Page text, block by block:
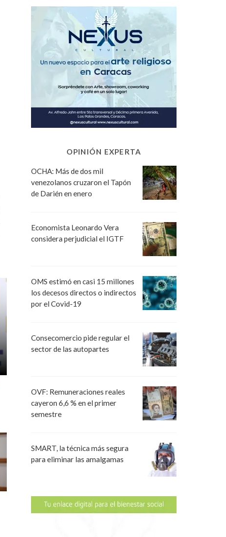
OPINIÓN EXPERTA
OCHA: Más de dos mil
venezolanos cruzaron el Tapón
de Darién en enero
Economista Leonardo Vera
considera perjudicial el IGTF
OMS estimó en casi 15 millones
los decesos directos o indirectos
por el Covid-19
Consecomercio pide regular el
sector de las autopartes
OVF: Remuneraciones reales
cayeron 6,6 % en el primer
semestre
SMART, la técnica más segura
para eliminar las amalgamas